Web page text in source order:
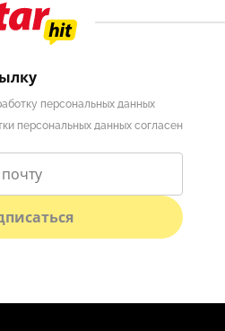
персональных данных
персональных данных согласен